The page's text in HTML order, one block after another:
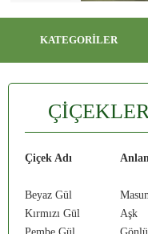
KATEGORİLER
Çiçek Adı
Beyaz Gül
Kırmızı Gül
Aşk